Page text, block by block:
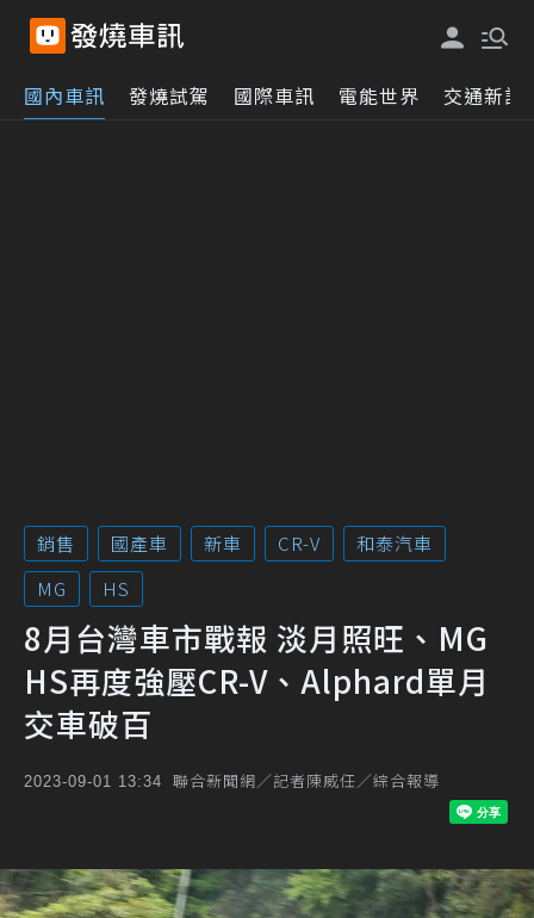
國內車訊 發燒試駕 國際車訊 電能世界 交通新訊
銷售 國產車 新車 CR-V
和泰汽車
MG
HS
8月台灣車市戰報 淡月照旺、MG
HS再度強壓CR-V、Alphard單月
交車破百
2023-09-01 13:34 聯合新聞網／記者陳威任／綜合報導